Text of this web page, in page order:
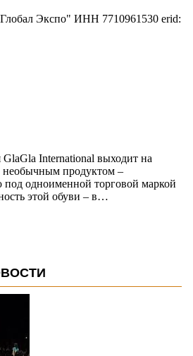
Экспо" ИНН 7710961530 erid:
International выходит на
продуктом –
одноименной торговой маркой
этой обуви – в…